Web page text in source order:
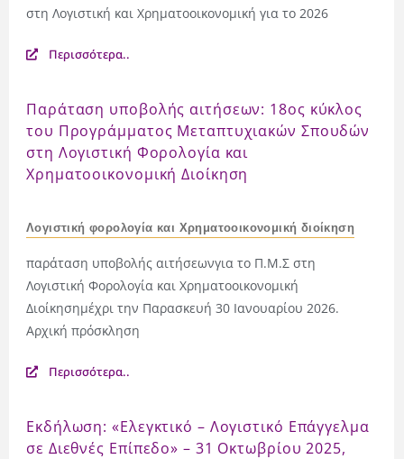
στη Λογιστική και Χρηματοοικονομική για το 2026
Περισσότερα..
Παράταση υποβολής αιτήσεων: 18ος κύκλος
του Προγράμματος Μεταπτυχιακών Σπουδών
στη Λογιστική Φορολογία και
Χρηματοοικονομική Διοίκηση
Λογιστική φορολογία και Χρηματοοικονομική διοίκηση
παράταση υποβολής αιτήσεωνγια το Π.Μ.Σ στη
Λογιστική Φορολογία και Χρηματοοικονομική
Διοίκησημέχρι την Παρασκευή 30 Ιανουαρίου 2026.
Αρχική πρόσκληση
Περισσότερα..
Εκδήλωση: «Ελεγκτικό – Λογιστικό Επάγγελμα
σε Διεθνές Επίπεδο» – 31 Οκτωβρίου 2025,